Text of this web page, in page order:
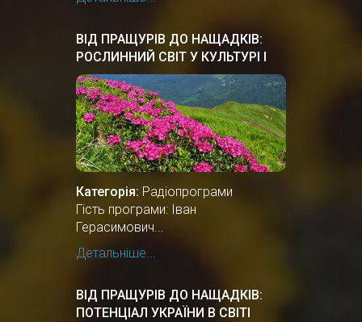
ВІД ПРАЩУРІВ ДО НАЩАДКІВ:
РОСЛИННИЙ СВІТ У КУЛЬТУРІ І
ЗВИЧАЯХ УКРАЇНСЬКОГО
НАРОДУ
Категорія: Радіопрограми
Гість програми: Іван
Герасимович...
Детальніше...
ВІД ПРАЩУРІВ ДО НАЩАДКІВ:
ПОТЕНЦІАЛ УКРАЇНИ В СВІТІ